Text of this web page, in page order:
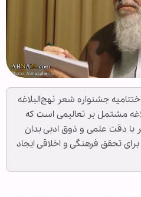
جشنواره شعر نهج‌البلاغه
مشتمل بر تعالیمی است که
با دقت علمی و ذوق ادبی بدان
تحقق فرهنگی و اخلاقی ایجاد